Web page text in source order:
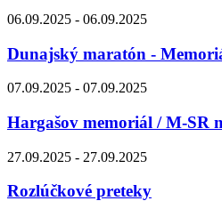
06.09.2025 - 06.09.2025
Dunajský maratón -
07.09.2025 - 07.09.2025
Hargašov memoriál / M-SR
27.09.2025 - 27.09.2025
Rozlúčkové preteky